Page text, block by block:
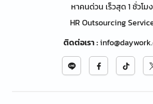
หาคนด่วน เร็วสุด 1 ชั่วโมง
HR Outsourcing
ติดต่อเรา: